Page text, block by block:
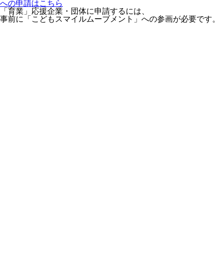
への申請はこちら
「育業」応援企業・団体に申請するには、
事前に「こどもスマイルムーブメント」への参画が必要です。